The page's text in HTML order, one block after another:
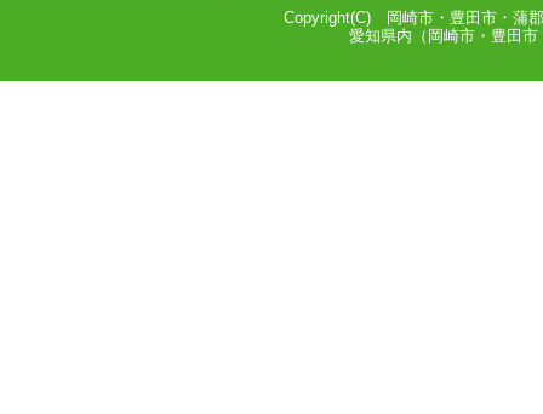
Copyright(C) 岡崎市・豊田市・蒲
愛知県内（岡崎市・豊田